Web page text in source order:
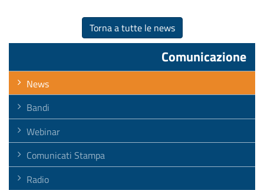
Torna a tutte le news
Comunicazione
News
Bandi
Webinar
Comunicati Stampa
Radio